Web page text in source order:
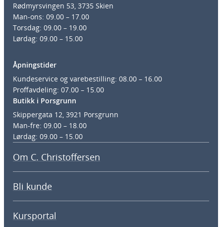
Rødmyrsvingen 53, 3735 Skien
Man-ons: 09.00 – 17.00
Torsdag: 09.00 – 19.00
Lørdag: 09.00 – 15.00
Åpningstider
Kundeservice og varebestilling: 08.00 – 16.00
Proffavdeling: 07.00 – 15.00
Butikk i Porsgrunn
Skippergata 12, 3921 Porsgrunn
Man-fre: 09.00 – 18.00
Lørdag: 09.00 – 15.00
Om C. Christoffersen
Bli kunde
Kursportal